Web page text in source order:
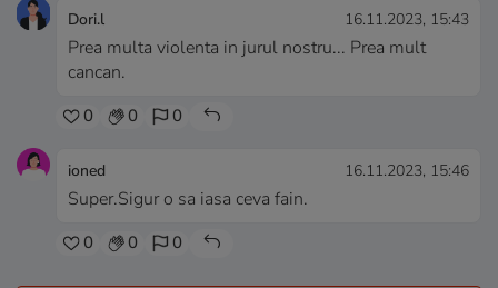
Dori.l 16.11.2023, 15:43
Prea multa violenta in jurul nostru... Prea mult
cancan.
0 0 0
ioned 16.11.2023, 15:46
Super.Sigur o sa iasa ceva fain.
0 0 0